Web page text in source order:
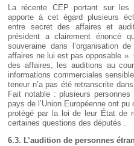
La récente CEP portant sur les
apporte à cet égard plusieurs
entre secret des affaires et
président a clairement énoncé
souveraine dans l’organisation
affaires ne lui est pas opposable
des affaires, les auditions au
informations commerciales
teneur n’a pas été retranscrite
Fait notable : plusieurs
pays de l’Union Européenne ont
protégé par la loi de leur État de
certaines questions des députés .
6.3. L’audition de personnes